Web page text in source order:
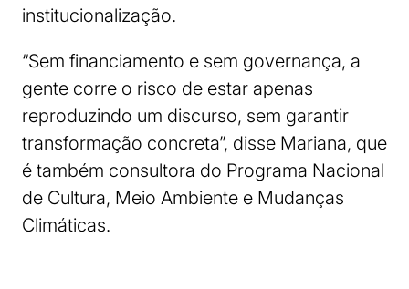
institucionalização.
“Sem financiamento e sem governança, a
gente corre o risco de estar apenas
reproduzindo um discurso, sem garantir
transformação concreta”, disse Mariana, que
é também consultora do Programa Nacional
de Cultura, Meio Ambiente e Mudanças
Climáticas.